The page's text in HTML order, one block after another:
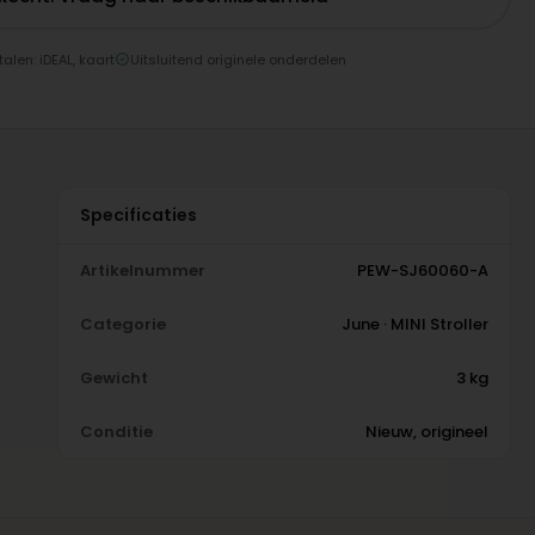
iDEAL, kaart Uitsluitend originele onderdelen
Specificaties
Artikelnummer PEW-SJ60060-A
Categorie June · MINI Stroller
Gewicht 3 kg
Conditie Nieuw, origineel